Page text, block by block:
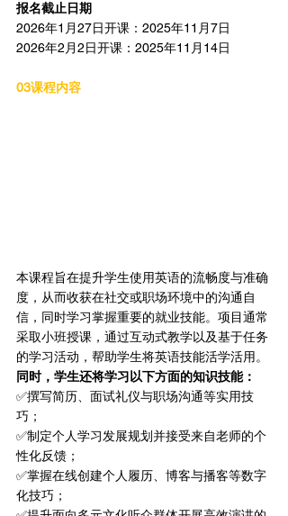
报名截止日期
2026年1月27日开课：2025年11月7日
2026年2月2日开课：2025年11月14日
03课程内容
本课程旨在提升学生使用英语的流畅度与准确
度，从而收获在社交或职场环境中的沟通自
信，同时学习掌握重要的就业技能。项目通常
采取小班授课，通过互动式教学以及基于任务
的学习活动，帮助学生将英语技能活学活用。
同时，学生还将学习以下方面的知识技能：
✅撰写简历、面试礼仪与职场沟通等实用技
巧；
✅制定个人学习发展规划并接受来自老师的个
性化反馈；
✅掌握在线创建个人履历、博客与播客等数字
化技巧；